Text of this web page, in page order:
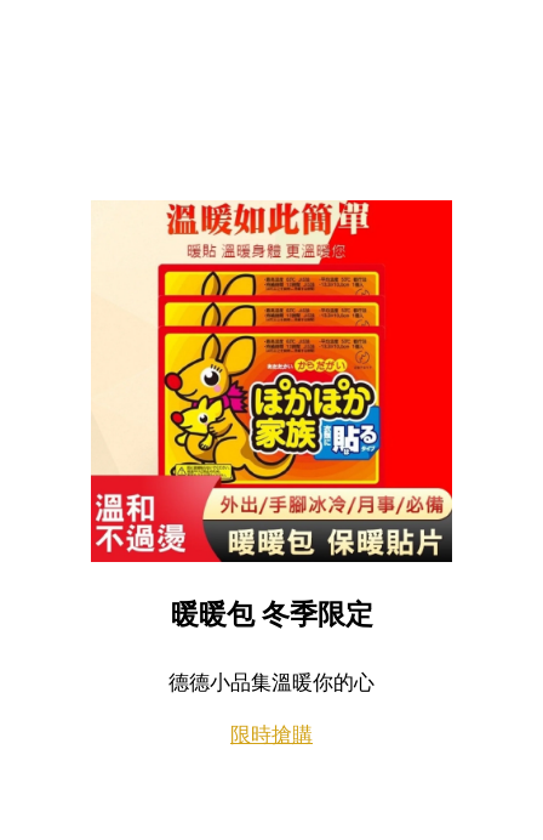
日本限定好貨
日本好貨這邊買
點進來看看